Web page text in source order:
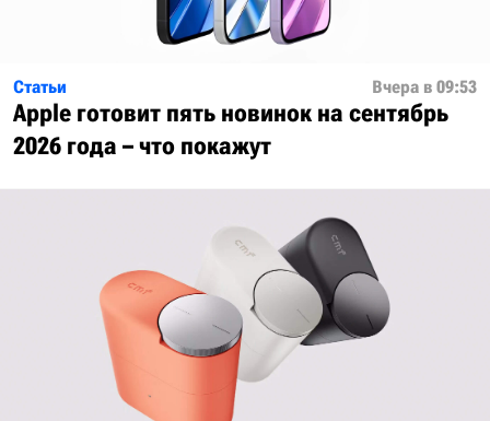
Статьи Вчера в 09:53
Apple готовит пять новинок на сентябрь
2026 года – что покажут